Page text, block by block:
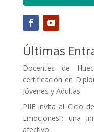
Últimas
Docentes de
certificación en
Jóvenes y Adultas
PIIE invita al Ciclo
Emociones”: una
afectivo